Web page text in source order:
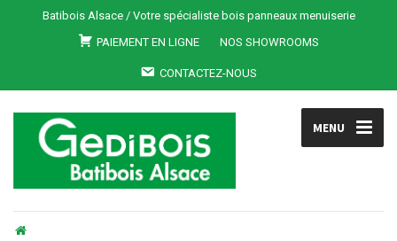
Batibois Alsace / Votre spécialiste bois panneaux menuiserie
PAIEMENT EN LIGNE
NOS SHOWROOMS
CONTACTEZ-NOUS
MENU